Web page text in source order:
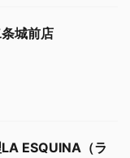
城前店
ESQUINA（ラ